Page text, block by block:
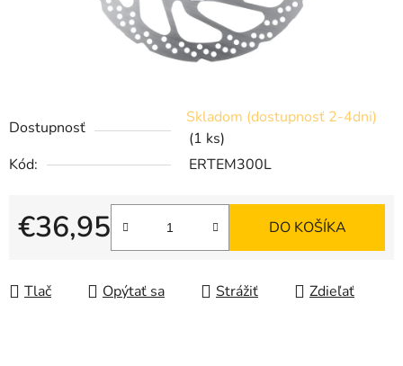
Dostupnosť
Skladom (dostupnosť 2-4dni)
(1 ks)
Kód:
ERTEM300L
€36,95
Jednotková cena:
DO KOŠÍKA
Tlač Opýtať sa Strážiť Zdieľať